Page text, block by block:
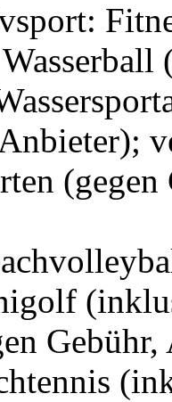
Gebühr,